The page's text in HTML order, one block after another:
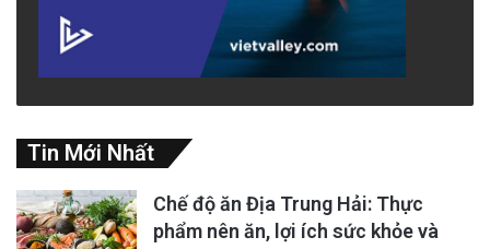
Tin Mới Nhất
Chế độ ăn Địa Trung Hải: Thực
phẩm nên ăn, lợi ích sức khỏe và